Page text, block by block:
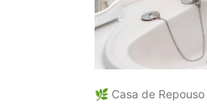
🌿 Casa de